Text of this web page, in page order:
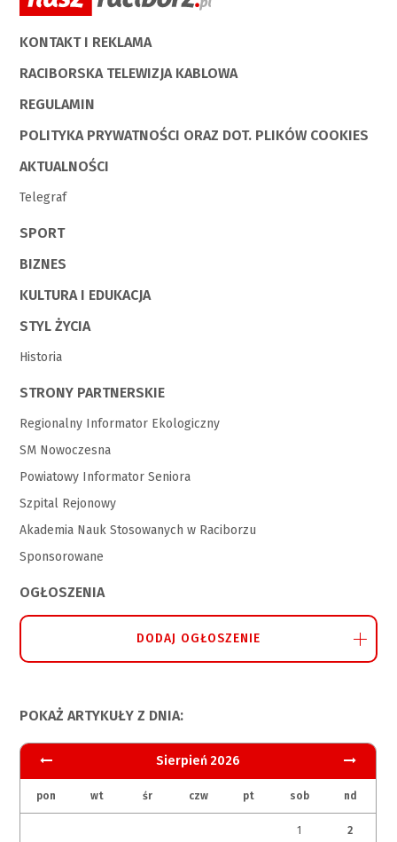
KONTAKT I REKLAMA
RACIBORSKA TELEWIZJA KABLOWA
REGULAMIN
POLITYKA PRYWATNOŚCI ORAZ DOT. PLIKÓW COOKIES
AKTUALNOŚCI
Telegraf
SPORT
BIZNES
KULTURA I EDUKACJA
STYL ŻYCIA
Historia
STRONY PARTNERSKIE
Regionalny Informator Ekologiczny
SM Nowoczesna
Powiatowy Informator Seniora
Szpital Rejonowy
Akademia Nauk Stosowanych w Raciborzu
Sponsorowane
OGŁOSZENIA
DODAJ OGŁOSZENIE
POKAŻ ARTYKUŁY Z DNIA:
Sierpień 2026
pon wt śr czw pt sob nd
1 2